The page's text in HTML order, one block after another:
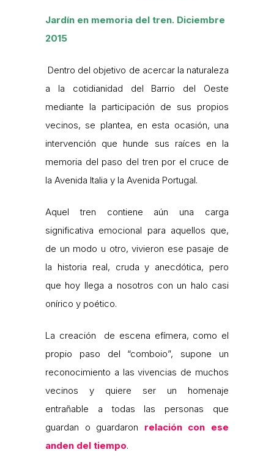
Jardín en memoria del tren. Diciembre
2015
Dentro del objetivo de acercar la naturaleza
a la cotidianidad del Barrio del Oeste
mediante la participación de sus propios
vecinos, se plantea, en esta ocasión, una
intervención que hunde sus raíces en la
memoria del paso del tren por el cruce de
la Avenida Italia y la Avenida Portugal.
Aquel tren contiene aún una carga
significativa emocional para aquellos que,
de un modo u otro, vivieron ese pasaje de
la historia real, cruda y anecdótica, pero
que hoy llega a nosotros con un halo casi
onírico y poético.
La creación de escena efímera, como el
propio paso del “comboio”, supone un
reconocimiento a las vivencias de muchos
vecinos y quiere ser un homenaje
entrañable a todas las personas que
guardan o guardaron relación con ese
anden del tiempo.